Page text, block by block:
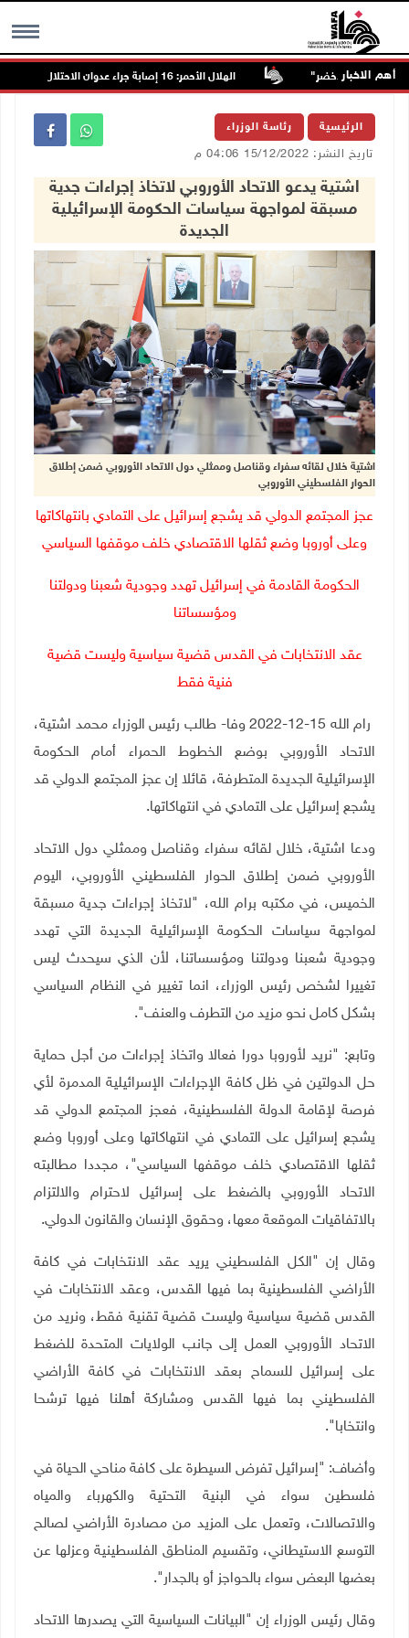
MENU أهم الاخبار الهلال الأحمر: 16 إصابة جراء عدوان الاحتلال على قلنديا وكفر عقب
الرئيسية رئاسة الوزراء
تاريخ النشر: 15/12/2022 04:06 م
اشتية يدعو الاتحاد الأوروبي لاتخاذ إجراءات جدية
مسبقة لمواجهة سياسات الحكومة الإسرائيلية
الجديدة
اشتية خلال لقائه سفراء وقناصل وممثلي دول الاتحاد الأوروبي ضمن إطلاق
الحوار الفلسطيني الأوروبي
عجز المجتمع الدولي قد يشجع إسرائيل على التمادي بانتهاكاتها
وعلى أوروبا وضع ثقلها الاقتصادي خلف موقفها السياسي
الحكومة القادمة في إسرائيل تهدد وجودية شعبنا ودولتنا
ومؤسساتنا
عقد الانتخابات في القدس قضية سياسية وليست قضية
فنية فقط
رام الله 15-12-2022 وفا- طالب رئيس الوزراء محمد اشتية،
الاتحاد الأوروبي بوضع الخطوط الحمراء أمام الحكومة
الإسرائيلية الجديدة المتطرفة، قائلا إن عجز المجتمع الدولي قد
يشجع إسرائيل على التمادي في انتهاكاتها.
ودعا اشتية، خلال لقائه سفراء وقناصل وممثلي دول الاتحاد
الأوروبي ضمن إطلاق الحوار الفلسطيني الأوروبي، اليوم
الخميس، في مكتبه برام الله، "لاتخاذ إجراءات جدية مسبقة
لمواجهة سياسات الحكومة الإسرائيلية الجديدة التي تهدد
وجودية شعبنا ودولتنا ومؤسساتنا، لأن الذي سيحدث ليس
تغييرا لشخص رئيس الوزراء، انما تغيير في النظام السياسي
بشكل كامل نحو مزيد من التطرف والعنف".
وتابع: "نريد لأوروبا دورا فعالا واتخاذ إجراءات من أجل حماية
حل الدولتين في ظل كافة الإجراءات الإسرائيلية المدمرة لأي
فرصة لإقامة الدولة الفلسطينية، فعجز المجتمع الدولي قد
يشجع إسرائيل على التمادي في انتهاكاتها وعلى أوروبا وضع
ثقلها الاقتصادي خلف موقفها السياسي"، مجددا مطالبته
الاتحاد الأوروبي بالضغط على إسرائيل لاحترام والالتزام
بالاتفاقيات الموقعة معها، وحقوق الإنسان والقانون الدولي.
وقال إن "الكل الفلسطيني يريد عقد الانتخابات في كافة
الأراضي الفلسطينية بما فيها القدس، وعقد الانتخابات في
القدس قضية سياسية وليست قضية تقنية فقط، ونريد من
الاتحاد الأوروبي العمل إلى جانب الولايات المتحدة للضغط
على إسرائيل للسماح بعقد الانتخابات في كافة الأراضي
الفلسطيني بما فيها القدس ومشاركة أهلنا فيها ترشحا
وانتخابا".
وأضاف: "إسرائيل تفرض السيطرة على كافة مناحي الحياة في
فلسطين سواء في البنية التحتية والكهرباء والمياه
والاتصالات، وتعمل على المزيد من مصادرة الأراضي لصالح
التوسع الاستيطاني، وتقسيم المناطق الفلسطينية وعزلها عن
بعضها البعض سواء بالحواجز أو بالجدار".
وقال رئيس الوزراء إن "البيانات السياسية التي يصدرها الاتحاد